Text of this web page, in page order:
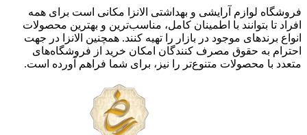
فروشگاه لوازم آرایشی و بهداشتی الانزا مکانی است برای همه
افراد تا بتوانند با اطمینان کامل، مناسب‌ترین و بهترین محصولات
انواع برندهای موجود در بازار را تهیه کنند. همچنین الانزا در جهت
احترام به حقوق مصرف کنندگان امکان خرید از فروشگاه‌های
متعدد با محصولات متنوع‌تر را نیز، برای شما فراهم آورده است.